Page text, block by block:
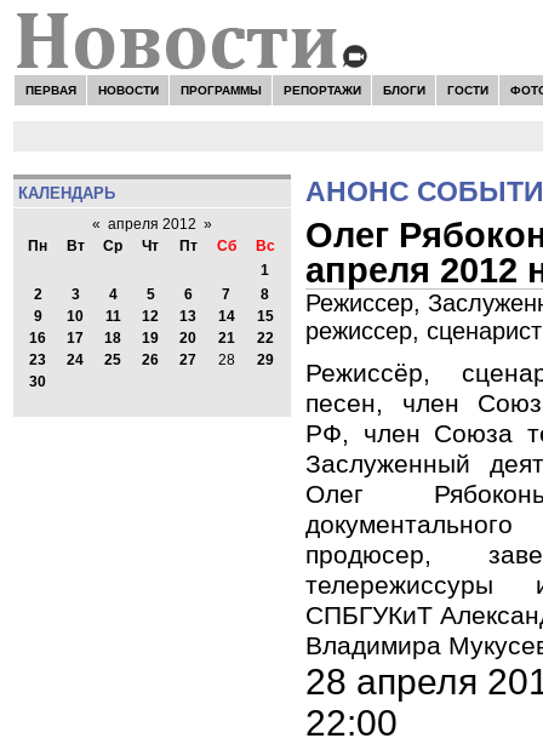
ПЕРВАЯ НОВОСТИ ПРОГРАММЫ РЕПОРТАЖИ БЛОГИ ГОСТИ
КАЛЕНДАРЬ
« апреля 2012 »
Пн
Вт Ср Чт Пт Сб
Вс
1
2
3 4 5 6 7
8
9
10 11 12 13 14
15
16
17 18 19 20 21
22
23
24 25 26 27 28
29
30
АНОНС
Олег
апреля 2012
Режиссер,
режиссер,
Режиссёр,
песен, член
РФ, член Союза
Заслуженный
Олег
продюсер,
телережиссуры
СПБГУКиТ
Владимира
28 апреля
22:00